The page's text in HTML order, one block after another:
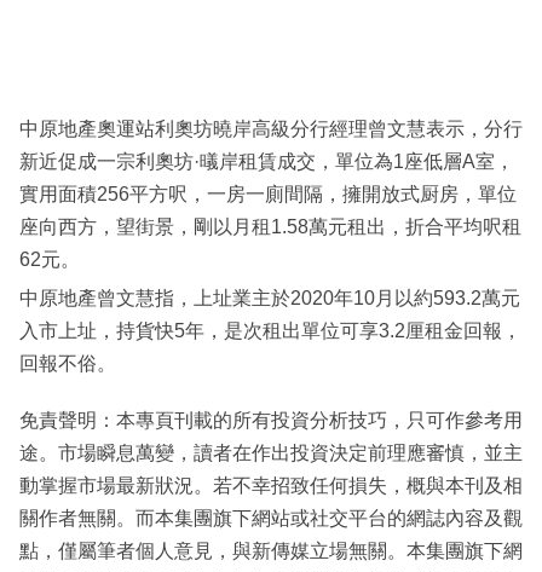
區
中原地產奧運站利奧坊曉岸高級分行經理曾文慧表示，分行
新近促成一宗利奧坊·㬢岸租賃成交，單位為1座低層A室，
實用面積256平方呎，一房一廁間隔，擁開放式厨房，單位
座向西方，望街景，剛以月租1.58萬元租出，折合平均呎租
62元。
中原地產曾文慧指，上址業主於2020年10月以約593.2萬元
入市上址，持貨快5年，是次租出單位可享3.2厘租金回報，
回報不俗。
免責聲明：本專頁刊載的所有投資分析技巧，只可作參考用
途。市場瞬息萬變，讀者在作出投資決定前理應審慎，並主
動掌握市場最新狀況。若不幸招致任何損失，概與本刊及相
關作者無關。而本集團旗下網站或社交平台的網誌內容及觀
點，僅屬筆者個人意見，與新傳媒立場無關。本集團旗下網